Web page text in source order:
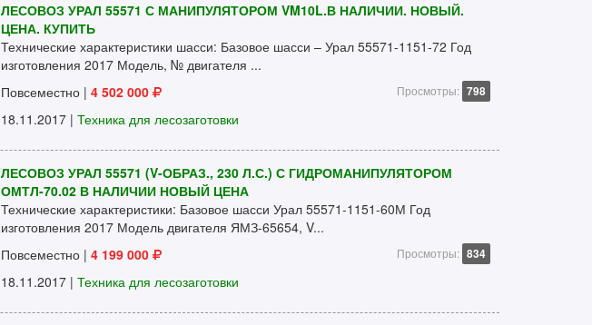
ЛЕСОВОЗ УРАЛ 55571 С МАНИПУЛЯТОРОМ VM10L.В НАЛИЧИИ. НОВЫЙ.
ЦЕНА. КУПИТЬ
Технические характеристики шасси: Базовое шасси – Урал 55571-1151-72 Год
изготовления 2017 Модель, № двигателя ...
Повсеместно | 4 502 000 Просмотры: 798
18.11.2017 | Техника для лесозаготовки
ЛЕСОВОЗ УРАЛ 55571 (V-ОБРАЗ., 230 Л.С.) С ГИДРОМАНИПУЛЯТОРОМ
ОМТЛ-70.02 В НАЛИЧИИ НОВЫЙ ЦЕНА
Технические характеристики: Базовое шасси Урал 55571-1151-60М Год
изготовления 2017 Модель двигателя ЯМЗ-65654, V...
Повсеместно | 4 199 000 Просмотры: 834
18.11.2017 | Техника для лесозаготовки